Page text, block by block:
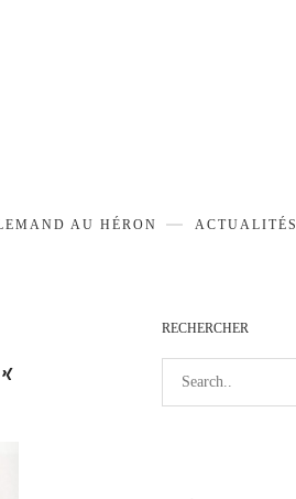
AU HÉRON ACTUALITÉS
RECHERCHER